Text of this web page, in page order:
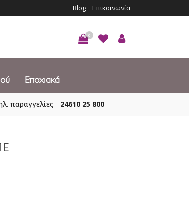
Blog Επικοινωνία
0
Εποχιακά
παραγγελίες 24610 25 800